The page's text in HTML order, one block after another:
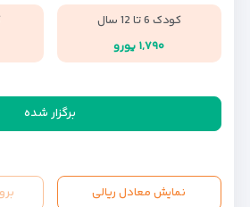
کودک 6 تا 12 سال
۱,۷۹۰ یورو
برگزار شده
نمایش معادل ریالی